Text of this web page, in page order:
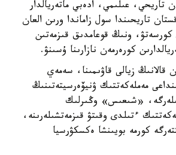
تاريحي، عىلىمي، ادەبي ماتەريالدار
تاريحىندا سول زاماندا ورىن العان
كورسەتۋ، ونىڭ قوعامدىق قىزمەتىن
كورەرمەن نازارىنا ۇسىنۋ.
قالانىڭ زيالى قاۋىمىنا، سەمەي
مەملەكەتتىك ۋنيۆەرسيتەتىنىڭ
«شىعىس» وڭىرلىك
ءتىلدى وقىتۋ قىزمەتشىلەرىنە،
كورمە بويىنشا ەكسكۋرسيا